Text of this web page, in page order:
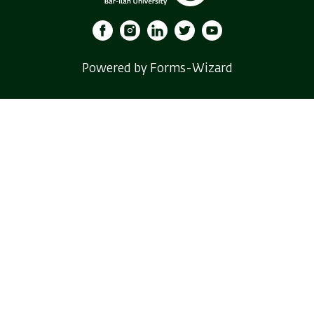
Powered by Forms-Wizard